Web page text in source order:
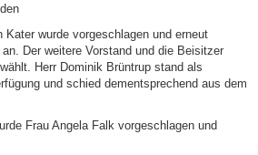
Kater wurde vorgeschlagen und erneut
Der weitere Vorstand und die Beisitzer
Herr Dominik Brüntrup stand als
und schied dementsprechend aus dem
Frau Angela Falk vorgeschlagen und